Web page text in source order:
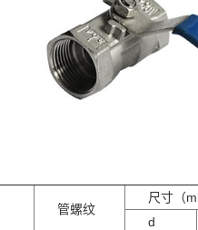
管螺纹
尺寸（
d